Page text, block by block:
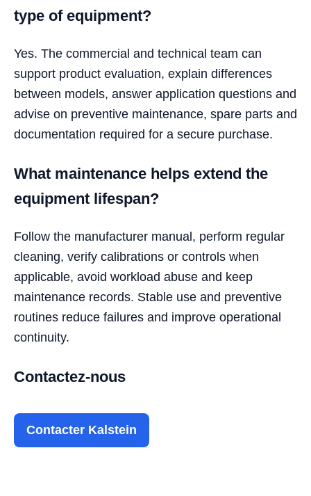
type of equipment?
Yes. The commercial and technical team can
support product evaluation, explain differences
between models, answer application questions and
advise on preventive maintenance, spare parts and
documentation required for a secure purchase.
What maintenance helps extend the
equipment lifespan?
Follow the manufacturer manual, perform regular
cleaning, verify calibrations or controls when
applicable, avoid workload abuse and keep
maintenance records. Stable use and preventive
routines reduce failures and improve operational
continuity.
Contactez-nous
Contacter Kalstein